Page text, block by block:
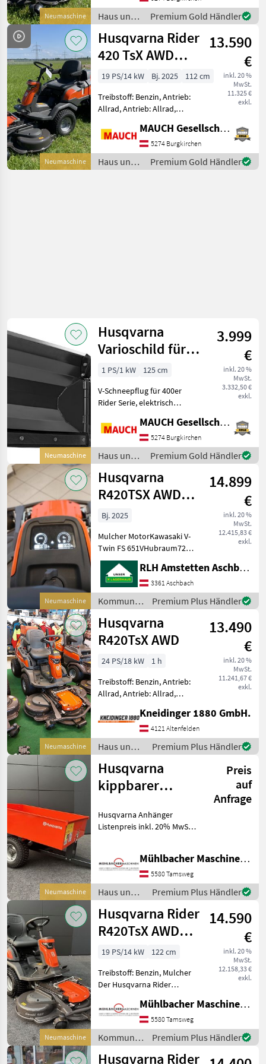
Neumaschine
Antrieb: Allrad Husqvarna
Rider R420TsX AWD mit -
Allradantrieb -
Haus und
Garten /
Husqvarna
Premium Gold Händler
Neumaschine
Husqvarna Rider
420 TsX AWD
NEUMASCHINE
13.590
€
inkl. 20 %
MwSt.
11.325 €
exkl.
19 PS/14 kW Bj. 2025
112 cm
Treibstoff: Benzin, Antrieb:
Allrad, Antrieb: Allrad,
Beleuchtung,
Tiefenführungsrollen,
Antrieb: Allrad Husqvarna
Rider R420TsX AWD mit -
MAUCH Gesellschaft m.b.H. & Co.KG
5274 Burgkirchen
Haus und
Garten /
Premium Gold Händler
Neumaschine
Husqvarna
Varioschild für
418TsX, 419TsX
420TsX AWD
Serie
3.999
€
inkl. 20 %
MwSt.
3.332,50 €
exkl.
1 PS/1 kW
125 cm
V-Schneepflug für 400er
Rider Serie, elektrisch
von 107-125cm, inkl.
Gummileiste ch freue mich
Ihnen in Burgkirchen, auf
dem größten Demog
MAUCH Gesellschaft m.b.H. & Co.KG
5274 Burgkirchen
Haus und
Garten /
Husqvarna
Premium Gold Händler
Neumaschine
Husqvarna
R420TSX AWD
RIDER
14.899
€
inkl. 20 %
MwSt.
12.415,83 €
exkl.
Bj. 2025
Mulcher MotorKawasaki V-
Twin FS 651VHubraum726
cm³ Leistung14 kW / 19 PS
bei 3000 U/min
Tankinhalt17 Liter
Schnittbreite103 - 122
cmSchnitthöhe25 - 75 mm
AntriebAllr
RLH Amstetten Aschbach
3361 Aschbach
Kommunalgeräte
/
Husqvarna
Premium Plus Händler
Neumaschine
Husqvarna
R420TsX AWD
13.490
€
inkl. 20 %
MwSt.
11.241,67 €
exkl.
24 PS/18 kW
1 h
Treibstoff: Benzin, Antrieb:
Allrad, Antrieb: Allrad,
Beleuchtung, Antrieb:
Allrad + Mähdeck Combi
122 inklusive Ein
kompakter Hochleistungs-
Allradantrie
Kneidinger 1880 GmbH.
4121 Altenfelden
Haus und
Garten /
Husqvarna
Premium Plus Händler
Neumaschine
Husqvarna
kippbarer
Traglast
Preis
auf
Anfrage
Husqvarna Anhänger
Listenpreis inkl. 20% MwSt.
einfaches Be- und Entladen
- passend zu R418TsX AWD,
R419TsX AWD,
Mühlbacher Maschinen GmbH
5580 Tamsweg
Haus und
Garten /
Husqvarna
Premium Plus Händler
Neumaschine
Husqvarna Rider
R420TsX AWD
mit 122cm
Mähdeck
19,04PS
14.590
€
inkl. 20 %
MwSt.
12.158,33 €
exkl.
19 PS/14 kW
122 cm
Treibstoff: Benzin, Mulcher
Der Husqvarna Rider
Mähdeck - 14kW/19, 04PS
Kawasaki V-Twin FS651V
Motor - Allradantrieb -
Hydrostat - Zweizyl
Mühlbacher Maschinen GmbH
5580 Tamsweg
Kommunalgeräte
/
Husqvarna
Premium Plus Händler
Husqvarna Rider